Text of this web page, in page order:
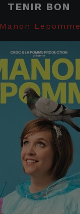
TENIR BON
Manon Lepomme